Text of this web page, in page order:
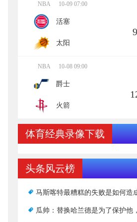
NBA 10-09 07:00
活塞
太阳
NBA 10-08 09:00
爵士
火箭
体育经典录像下载
头条风云榜
马斯喀特最糟糕的失败是如何造成的？中场休息时，哈伯倒
瓜帅：替换哈兰德是为了保护他，他永远